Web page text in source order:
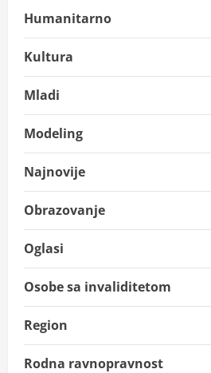
Humanitarno
Kultura
Mladi
Modeling
Najnovije
Obrazovanje
Oglasi
Osobe sa invaliditetom
Region
Rodna ravnopravnost